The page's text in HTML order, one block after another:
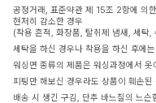
공정거래, 표준약관 제 15조 2항에 의
현저히 감소한 경우
(착용 흔적, 화장품, 탈취제 냄새, 세탁,
세탁을 하신 경우나 착용을 하신 후에
워싱면 종류의 제품은 워싱과정에서
피팅만 해보신 경우라도 상품이 훼손
배송 시 생긴 구김, 단추 바느질의 느